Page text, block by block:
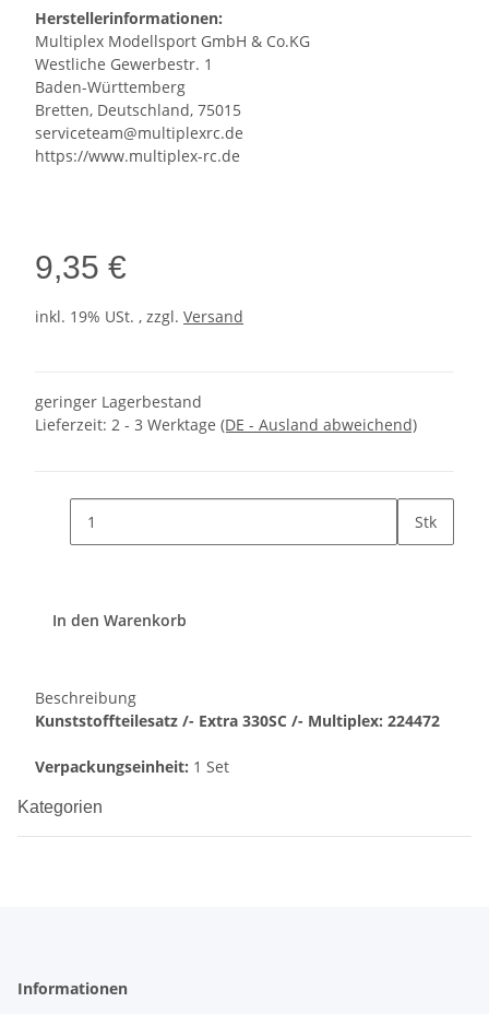
Herstellerinformationen:
Multiplex Modellsport GmbH & Co.KG
Westliche Gewerbestr. 1
Baden-Württemberg
Bretten, Deutschland, 75015
serviceteam@multiplexrc.de
https://www.multiplex-rc.de
9,35 €
inkl. 19% USt. , zzgl. Versand
geringer Lagerbestand
Lieferzeit: 2 - 3 Werktage (DE - Ausland abweichend)
Stk
In den Warenkorb
Beschreibung
Kunststoffteilesatz /- Extra 330SC /- Multiplex: 224472
Verpackungseinheit: 1 Set
Kategorien
Informationen